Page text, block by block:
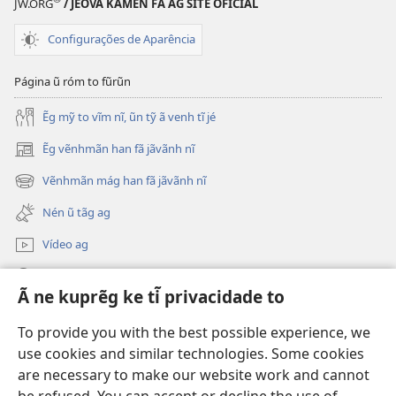
Ã ne kuprẽg ke ti̇̃ privacidade to
To provide you with the best possible experience, we
use cookies and similar technologies. Some cookies
are necessary to make our website work and cannot
No. 52017
JW.ORG / JEOVÁ KÃMÉN FÃ AG SITE OFICIAL
Configurações de Aparência
Página ũ róm to fũrũn
Ẽg mỹ to vĩm nĩ, ũn tỹ ã venh tĩ jé
Ẽg vẽnhmãn han fã jãvãnh nĩ
(abre
nova
janela)
Vẽnhmãn mág han fã jãvãnh nĩ
(abre
nova
janela)
Nén ũ tãg ag
Vídeo ag
(abre
nova
janela)Torre de Vigia Vẽnh Rá Vinven Fã™ On-line
(abre